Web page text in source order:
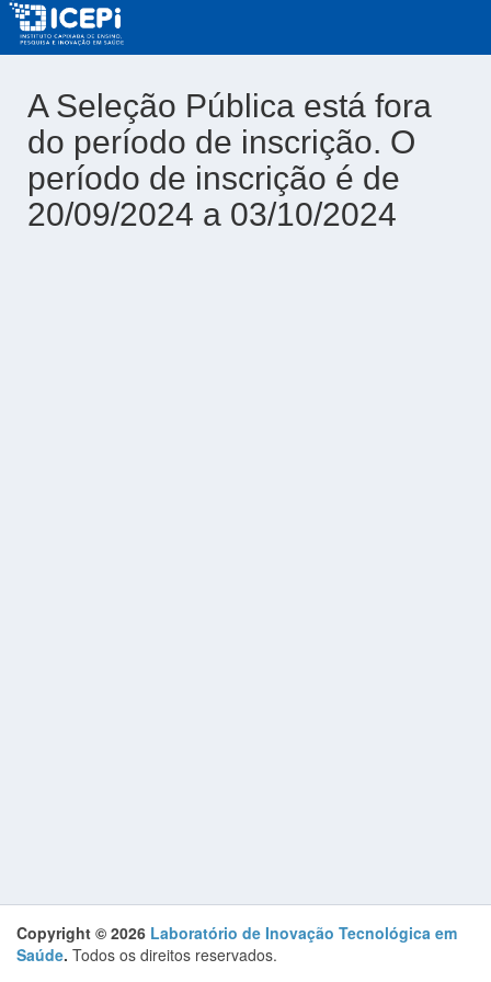
A Seleção Pública está fora
do período de inscrição. O
período de inscrição é de
20/09/2024 a 03/10/2024
Copyright © 2026 Laboratório de Inovação Tecnológica em
Saúde. Todos os direitos reservados.